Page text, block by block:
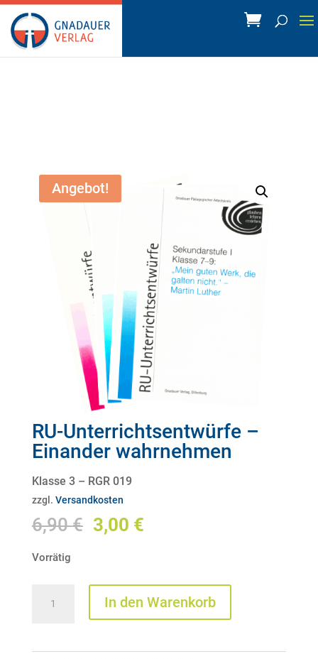
Angebot!
RU-Unterrichtsentwürfe –
Einander wahrnehmen
Klasse 3 – RGR 019
zzgl. Versandkosten
6,90€ Ursprünglicher
6,90 €
3,00 €Aktueller
3,00 €.
Vorrätig
Einander
In den Warenkorb